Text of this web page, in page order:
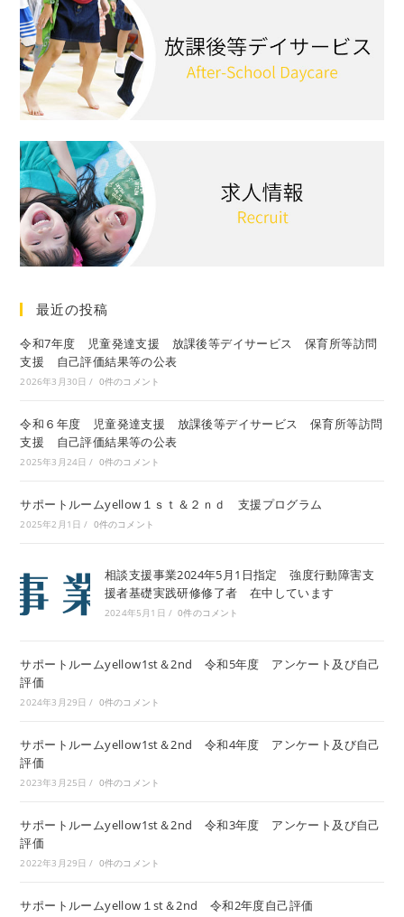
最近の投稿
令和7年度 児童発達支援 放課後等デイサービス 保育所等訪問
支援 自己評価結果等の公表
2026年3月30日 / 0件のコメント
令和６年度 児童発達支援 放課後等デイサービス 保育所等訪問
支援 自己評価結果等の公表
2025年3月24日 / 0件のコメント
サポートルームyellow１ｓｔ＆２ｎｄ 支援プログラム
2025年2月1日 / 0件のコメント
相談支援事業2024年5月1日指定 強度行動障害支
援者基礎実践研修修了者 在中しています
2024年5月1日 / 0件のコメント
サポートルームyellow1st＆2nd 令和5年度 アンケート及び自己
評価
2024年3月29日 / 0件のコメント
サポートルームyellow1st＆2nd 令和4年度 アンケート及び自己
評価
2023年3月25日 / 0件のコメント
サポートルームyellow1st＆2nd 令和3年度 アンケート及び自己
評価
2022年3月29日 / 0件のコメント
サポートルームyellow１st＆2nd 令和2年度自己評価